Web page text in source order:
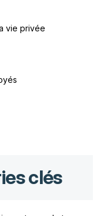
vie privée
clés